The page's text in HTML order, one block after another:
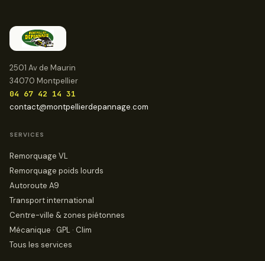
2501 Av de Maurin
34070 Montpellier
04 67 42 14 31
contact@montpellierdepannage.com
SERVICES
Remorquage VL
Remorquage poids lourds
Autoroute A9
Transport international
Centre-ville & zones piétonnes
Mécanique · GPL · Clim
Tous les services